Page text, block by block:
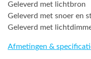
Geleverd met lichtbron
Geleverd met snoer en
Geleverd met
Afmetingen &